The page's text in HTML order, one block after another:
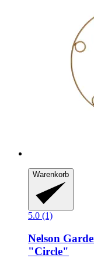
Warenkorb
5.0 (1)
Nelson
"Circle"